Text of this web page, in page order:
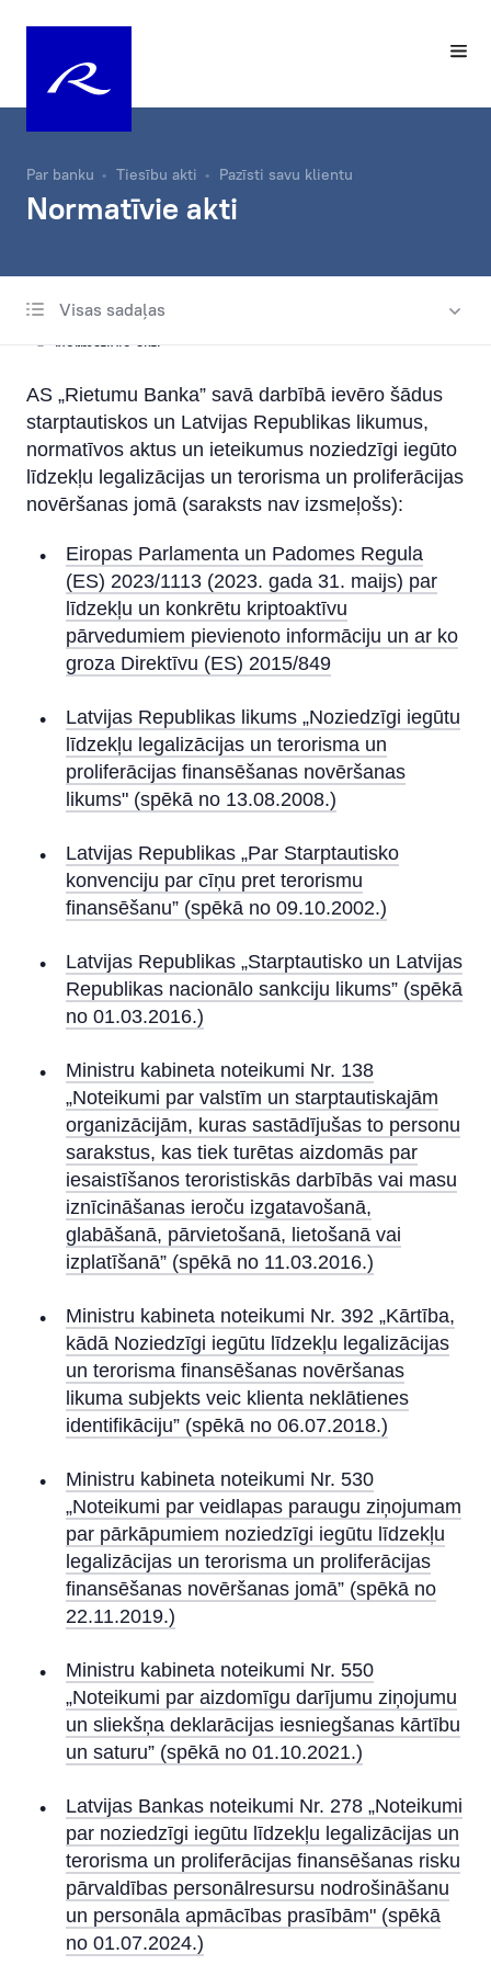
Par banku Tiesību akti Pazīsti savu klientu
Normatīvie akti
Visas sadaļas
Pazīsti savu klientu
Normatīvie akti
Pamatjautājumi un atbildes par sankcijām
Informācija patērētājiem par kontu maiņas
pakalpojumu
Konfidencialitāte
Finanšu un kontu drošība
Noguldījumu garantijas
Ieguldītāju aizsardzības sistēma
Patērētāja pamatkonts
Informācijas atklāšana
Latvijas Bankas „Klientu skola”
Pirmskrīzes hipotekāro kredītu saistību dzēšana
AS „Rietumu Banka” savā darbībā ievēro šādus
starptautiskos un Latvijas Republikas likumus,
normatīvos aktus un ieteikumus noziedzīgi iegūto
līdzekļu legalizācijas un terorisma un proliferācijas
novēršanas jomā (saraksts nav izsmeļošs):
Eiropas Parlamenta un Padomes Regula
(ES) 2023/1113 (2023. gada 31. maijs) par
līdzekļu un konkrētu kriptoaktīvu
pārvedumiem pievienoto informāciju un ar ko
groza Direktīvu (ES) 2015/849
Latvijas Republikas likums „Noziedzīgi iegūtu
līdzekļu legalizācijas un terorisma un
proliferācijas finansēšanas novēršanas
likums" (spēkā no 13.08.2008.)
Latvijas Republikas „Par Starptautisko
konvenciju par cīņu pret terorismu
finansēšanu” (spēkā no 09.10.2002.)
Latvijas Republikas „Starptautisko un Latvijas
Republikas nacionālo sankciju likums” (spēkā
no 01.03.2016.)
Ministru kabineta noteikumi Nr. 138
„Noteikumi par valstīm un starptautiskajām
organizācijām, kuras sastādījušas to personu
sarakstus, kas tiek turētas aizdomās par
iesaistīšanos teroristiskās darbībās vai masu
iznīcināšanas ieroču izgatavošanā,
glabāšanā, pārvietošanā, lietošanā vai
izplatīšanā” (spēkā no 11.03.2016.)
Ministru kabineta noteikumi Nr. 392 „Kārtība,
kādā Noziedzīgi iegūtu līdzekļu legalizācijas
un terorisma finansēšanas novēršanas
likuma subjekts veic klienta neklātienes
identifikāciju” (spēkā no 06.07.2018.)
Ministru kabineta noteikumi Nr. 530
„Noteikumi par veidlapas paraugu ziņojumam
par pārkāpumiem noziedzīgi iegūtu līdzekļu
legalizācijas un terorisma un proliferācijas
finansēšanas novēršanas jomā” (spēkā no
22.11.2019.)
Ministru kabineta noteikumi Nr. 550
„Noteikumi par aizdomīgu darījumu ziņojumu
un sliekšņa deklarācijas iesniegšanas kārtību
un saturu” (spēkā no 01.10.2021.)
Latvijas Bankas noteikumi Nr. 278 „Noteikumi
par noziedzīgi iegūtu līdzekļu legalizācijas un
terorisma un proliferācijas finansēšanas risku
pārvaldības personālresursu nodrošināšanu
un personāla apmācības prasībām" (spēkā
no 01.07.2024.)